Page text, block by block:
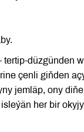
düzgünden
çenli giňden
jemläp, ony
her bir